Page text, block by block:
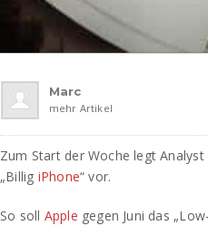
Marc
mehr Artikel
Zum Start der Woche legt
„Billig iPhone“ vor.
So soll Apple gegen Juni das